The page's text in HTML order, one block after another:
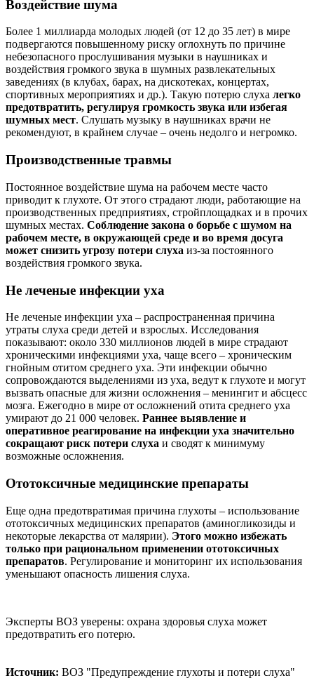
Воздействие шума
Более 1 миллиарда молодых людей (от 12 до 35 лет) в мире
подвергаются повышенному риску оглохнуть по причине
небезопасного прослушивания музыки в наушниках и
воздействия громкого звука в шумных развлекательных
заведениях (в клубах, барах, на дискотеках, концертах,
спортивных мероприятиях и др.). Такую потерю слуха легко
предотвратить, регулируя громкость звука или избегая
шумных мест. Слушать музыку в наушниках врачи не
рекомендуют, в крайнем случае – очень недолго и негромко.
Производственные травмы
Постоянное воздействие шума на рабочем месте часто
приводит к глухоте. От этого страдают люди, работающие на
производственных предприятиях, стройплощадках и в прочих
шумных местах. Соблюдение закона о борьбе с шумом на
рабочем месте, в окружающей среде и во время досуга
может снизить угрозу потери слуха из-за постоянного
воздействия громкого звука.
Не леченые инфекции уха
Не леченые инфекции уха – распространенная причина
утраты слуха среди детей и взрослых. Исследования
показывают: около 330 миллионов людей в мире страдают
хроническими инфекциями уха, чаще всего – хроническим
гнойным отитом среднего уха. Эти инфекции обычно
сопровождаются выделениями из уха, ведут к глухоте и могут
вызвать опасные для жизни осложнения – менингит и абсцесс
мозга. Ежегодно в мире от осложнений отита среднего уха
умирают до 21 000 человек. Раннее выявление и
оперативное реагирование на инфекции уха значительно
сокращают риск потери слуха и сводят к минимуму
возможные осложнения.
Ототоксичные медицинские препараты
Еще одна предотвратимая причина глухоты – использование
ототоксичных медицинских препаратов (аминогликозиды и
некоторые лекарства от малярии). Этого можно избежать
только при рациональном применении ототоксичных
препаратов. Регулирование и мониторинг их использования
уменьшают опасность лишения слуха.
Эксперты ВОЗ уверены: охрана здоровья слуха может
предотвратить его потерю.
Источник: ВОЗ "Предупреждение глухоты и потери слуха"